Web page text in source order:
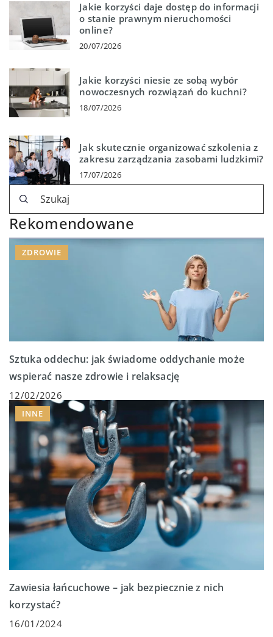
Jakie korzyści daje dostęp do informacji
o stanie prawnym nieruchomości
online?
20/07/2026
Jakie korzyści niesie ze sobą wybór
nowoczesnych rozwiązań do kuchni?
18/07/2026
Jak skutecznie organizować szkolenia z
zakresu zarządzania zasobami ludzkimi?
17/07/2026
Rekomendowane
ZDROWIE
Sztuka oddechu: jak świadome oddychanie może
wspierać nasze zdrowie i relaksację
12/02/2026
INNE
Zawiesia łańcuchowe – jak bezpiecznie z nich
korzystać?
16/01/2024